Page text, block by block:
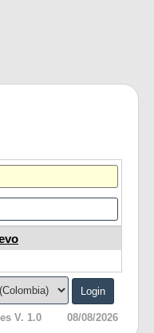
Login
V. 1.0 08/08/2026